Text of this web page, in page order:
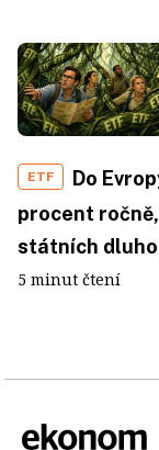
ETF
Do
procent
státních
5 minut čtení